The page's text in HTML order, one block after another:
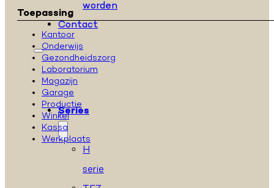
worden
Contact
Series
H
serie
Toepassing
Kantoor
Onderwijs
Gezondheidszorg
Laboratorium
Magazijn
Garage
Productie
Winkel
Kassa
Werkplaats